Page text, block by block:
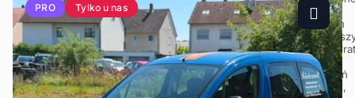
PRO Tylko u nas